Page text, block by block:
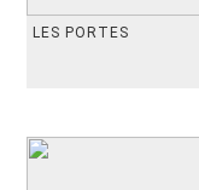
LES PORTES